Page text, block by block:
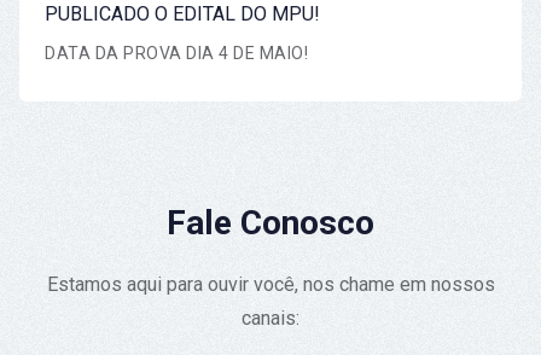
PUBLICADO O EDITAL DO MPU!
DATA DA PROVA DIA 4 DE MAIO!
Fale Conosco
Estamos aqui para ouvir você, nos chame em nossos
canais: